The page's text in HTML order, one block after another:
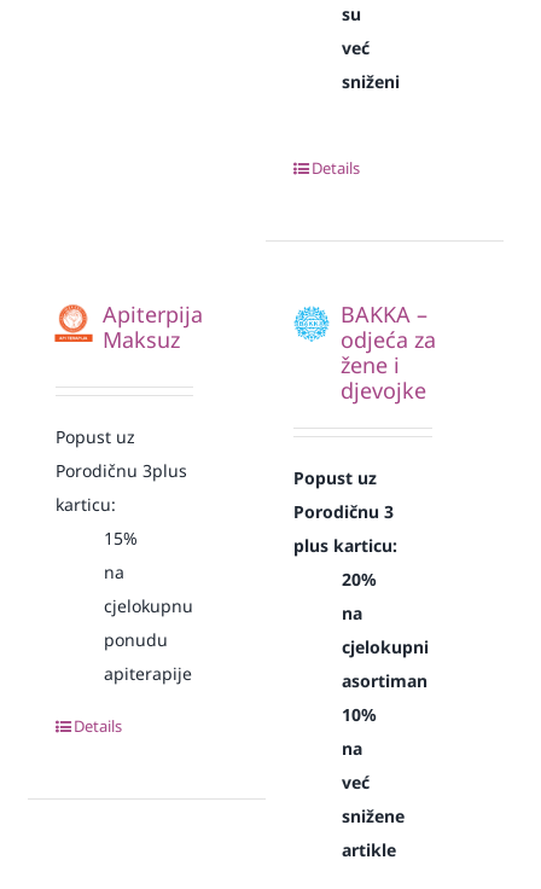
su
već
sniženi
Details
Apiterpija
Maksuz
Popust uz
Porodičnu 3plus
karticu:
15%
na
cjelokupnu
ponudu
apiterapije
Details
BAKKA –
odjeća za
žene i
djevojke
Popust uz
Porodičnu 3
plus karticu:
20%
na
cjelokupni
asortiman
10%
na
već
snižene
artikle